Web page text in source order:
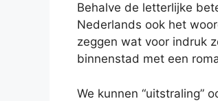
Behalve de letterlijke
Nederlands ook het
zeggen wat voor indruk
binnenstad met een
We kunnen “uitstraling”